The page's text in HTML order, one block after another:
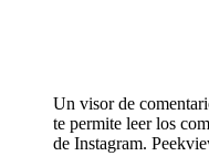
Un visor de
te permite leer los
de Instagram.